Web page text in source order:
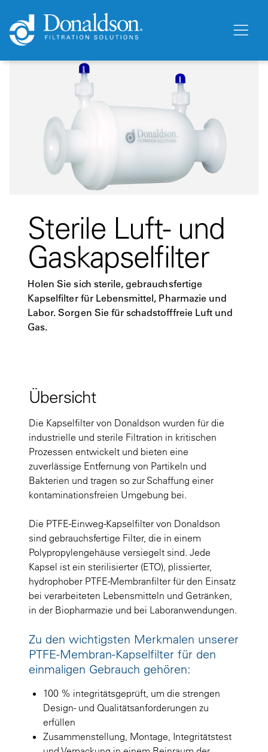
Sterile Luft- und
Gaskapselfilter
Holen Sie sich sterile, gebrauchsfertige
Kapselfilter für Lebensmittel, Pharmazie und
Labor. Sorgen Sie für schadstofffreie Luft und
Gas.
Übersicht
Die Kapselfilter von Donaldson wurden für die
industrielle und sterile Filtration in kritischen
Prozessen entwickelt und bieten eine
zuverlässige Entfernung von Partikeln und
Bakterien und tragen so zur Schaffung einer
kontaminationsfreien Umgebung bei.
Die PTFE-Einweg-Kapselfilter von Donaldson
sind gebrauchsfertige Filter, die in einem
Polypropylengehäuse versiegelt sind. Jede
Kapsel ist ein sterilisierter (ETO), plissierter,
hydrophober PTFE-Membranfilter für den Einsatz
bei verarbeiteten Lebensmitteln und Getränken,
in der Biopharmazie und bei Laboranwendungen.
Zu den wichtigsten Merkmalen unserer
PTFE-Membran-Kapselfilter für den
einmaligen Gebrauch gehören:
100 % integritätsgeprüft, um die strengen
Design- und Qualitätsanforderungen zu
erfüllen
Zusammenstellung, Montage, Integritätstest